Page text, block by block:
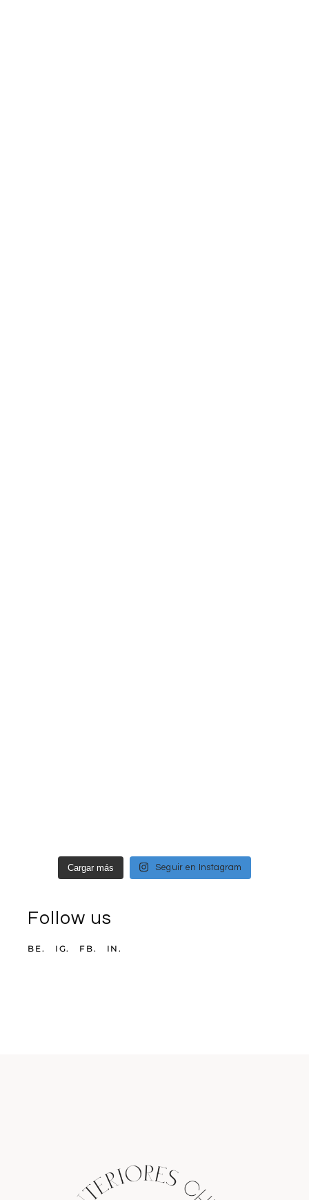
Cargar más Seguir en Instagram
Follow us
BE. IG. FB. IN.